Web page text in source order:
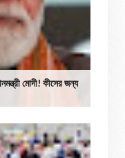
মোদী! কীসের জন্য